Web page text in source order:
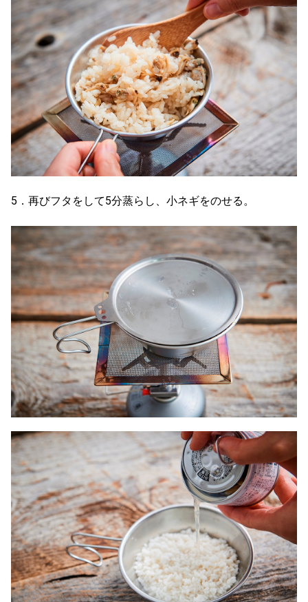
5．再びフタをして5分蒸らし、小ネギをのせる。